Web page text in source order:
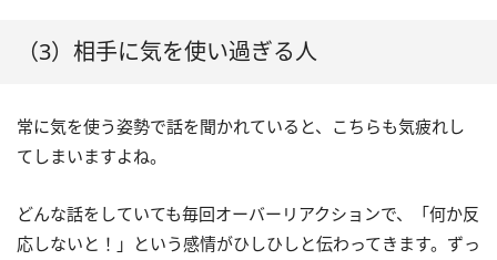
（3）相手に気を使い過ぎる人
常に気を使う姿勢で話を聞かれていると、こちらも気疲れし
てしまいますよね。
どんな話をしていても毎回オーバーリアクションで、「何か反
応しないと！」という感情がひしひしと伝わってきます。ずっ